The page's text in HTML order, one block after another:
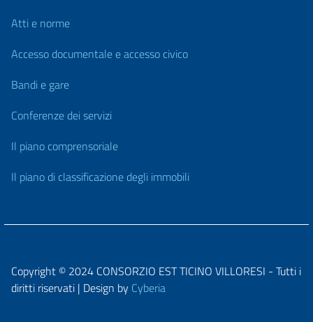
Atti e norme
Accesso documentale e accesso civico
Bandi e gare
Conferenze dei servizi
Il piano comprensoriale
Il piano di classificazione degli immobili
Copyright © 2024 CONSORZIO EST TICINO VILLORESI - Tutti i
diritti riservati | Design by Cyberia